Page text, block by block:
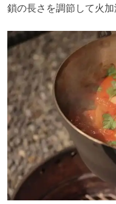
鎖の長さを調節して火加